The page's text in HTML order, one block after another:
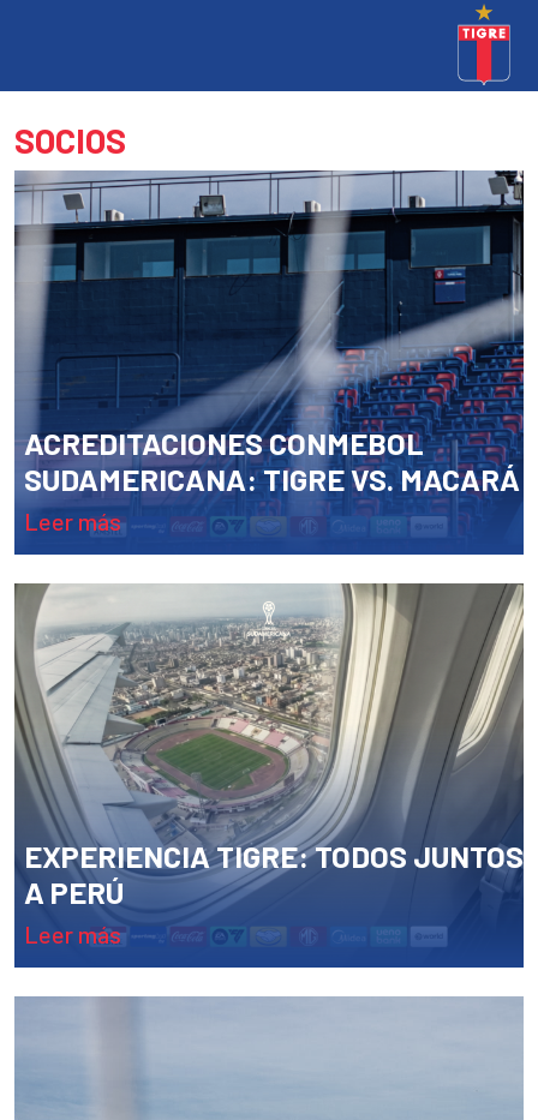
SOCIOS
ACREDITACIONES CONMEBOL
SUDAMERICANA: TIGRE VS. MACARÁ
leer más
EXPERIENCIA TIGRE: TODOS JUNTOS
A PERÚ
leer más